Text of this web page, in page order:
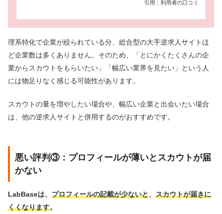
引用：利用者の口コミ
理系特化で企業が絞られている分、総合型の大手逆求人サイトほ
ど企業数は多くありません。そのため、「とにかくたくさんの企
業からスカウトをもらいたい」「幅広い業界を見たい」という人
には物足りなく感じる可能性があります。
スカウトの量を増やしたい場合や、幅広い企業と出会いたい場合
は、他の逆求人サイトと併用するのがおすすめです。
悪い評判③：プロフィールが薄いとスカウトが届
かない
LabBaseは、 プロフィールの記載が少ないと、 スカウトが届きに
くくなります。